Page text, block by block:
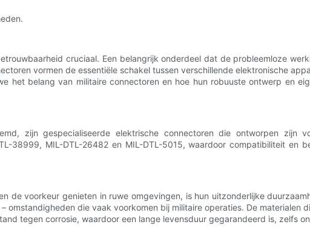
cruciaal. Een belangrijk onderdeel dat de probleemloze
vormen de essentiële schakel tussen verschillende elektronische
het belang van militaire connectoren en hoe hun robuuste ontwerp en
zijn gespecialiseerde elektrische connectoren die ontworpen zijn
38999, MIL-DTL-26482 en MIL-DTL-5015, waardoor compatibiliteit en
de voorkeur genieten in ruwe omgevingen, is hun uitzonderlijke
omstandigheden die vaak voorkomen bij militaire operaties. De materialen
tegen corrosie, waardoor een lange levensduur gegarandeerd is, zelfs